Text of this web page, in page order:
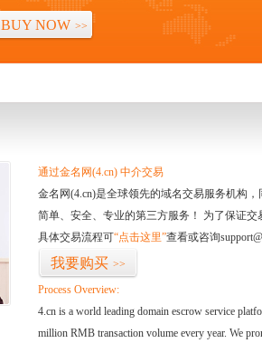
BUY NOW >>
通过金名网(4.cn) 中介交易
金名网(4.cn)是全球领先的域名交易服务机构
简单、安全、专业的第三方服务！ 为了保证
具体交易流程可“点击这里”查看或咨询
我要购买 >>
Process Overview:
4.cn is a world leading domain escrow service
million RMB transaction volume every year. We